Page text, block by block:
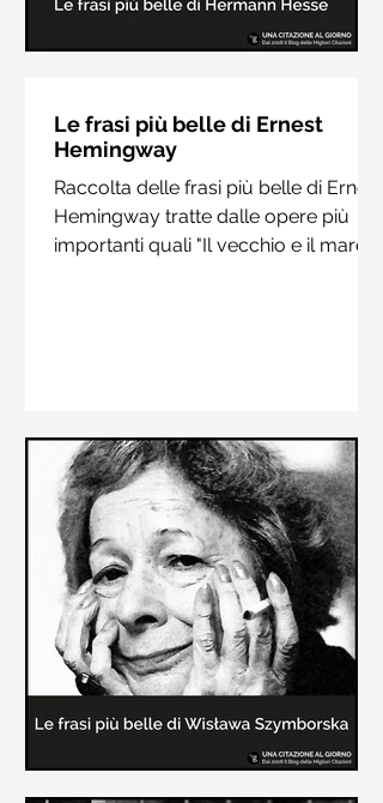
Hesse
Raccolta delle frasi più belle di
Hermann Hesse estrapolate dai suoi
libri più importanti come "Siddharta",
"Sull'amore" e "Demian"
Le frasi più belle di Ernest
Hemingway
Raccolta delle frasi più belle di Ernest
Hemingway tratte dalle opere più
importanti quali "Il vecchio e il mare",